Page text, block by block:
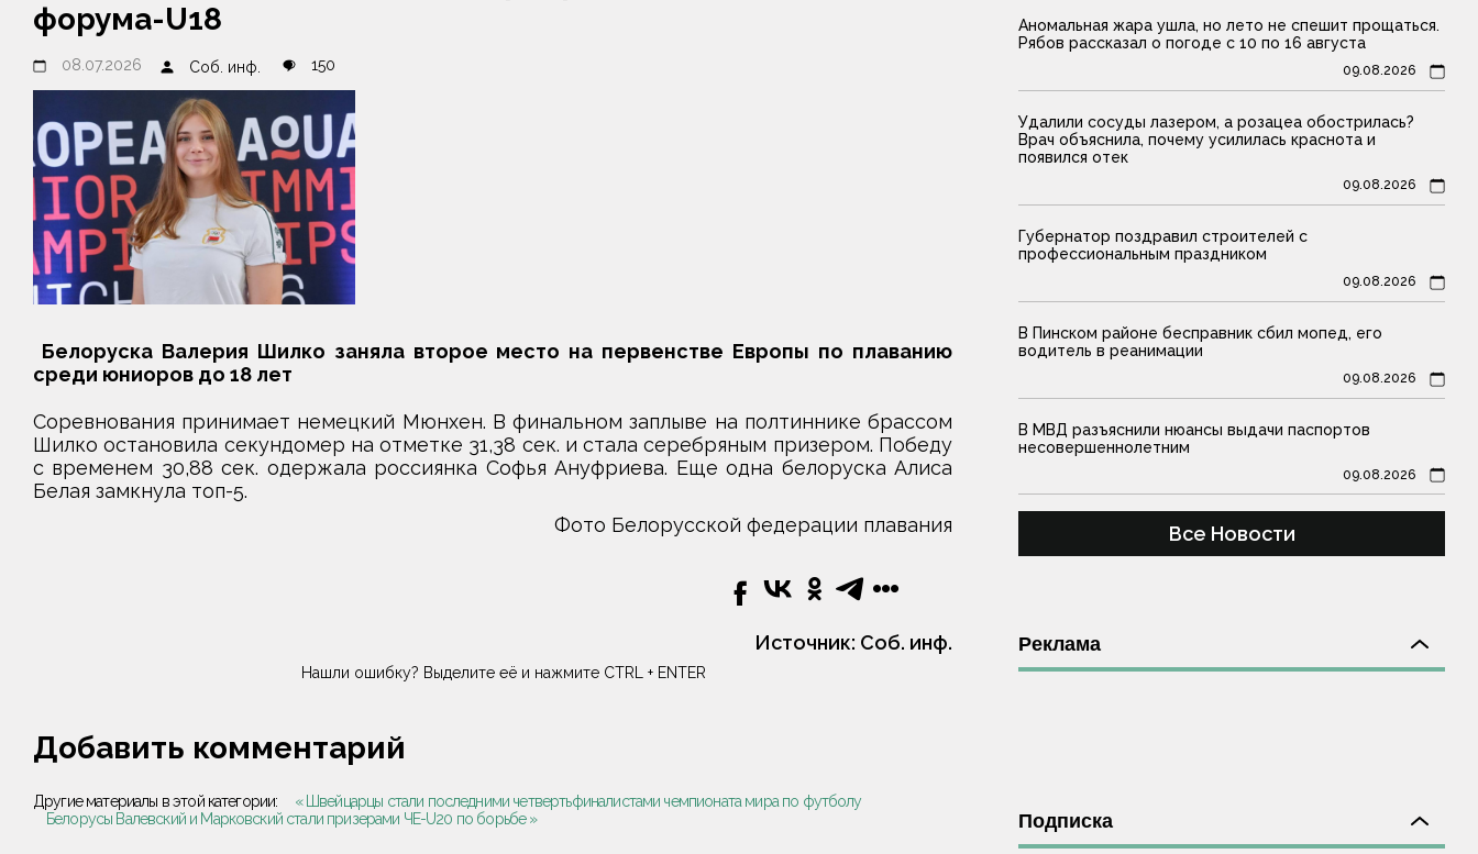
форума-U18
08.07.2026 Соб. инф. 150
Белоруска Валерия Шилко заняла второе место на первенстве Европы по плаванию
среди юниоров до 18 лет
Соревнования принимает немецкий Мюнхен. В финальном заплыве на полтиннике брассом
Шилко остановила секундомер на отметке 31,38 сек. и стала серебряным призером. Победу
с временем 30,88 сек. одержала россиянка Софья Ануфриева. Еще одна белоруска Алиса
Белая замкнула топ-5.
Фото Белорусской федерации плавания
Источник: Соб. инф.
Нашли ошибку? Выделите её и нажмите CTRL + ENTER
Добавить комментарий
Другие материалы в этой категории:
« Швейцарцы стали последними четвертьфиналистами чемпионата мира по футболу
Белорусы Валевский и Марковский стали призерами ЧЕ-U20 по борьбе »
Аномальная жара ушла, но лето не спешит прощаться.
Рябов рассказал о погоде с 10 по 16 августа
09.08.2026
Удалили сосуды лазером, а розацеа обострилась?
Врач объяснила, почему усилилась краснота и
появился отек
09.08.2026
Губернатор поздравил строителей с
профессиональным праздником
09.08.2026
В Пинском районе бесправник сбил мопед, его
водитель в реанимации
09.08.2026
В МВД разъяснили нюансы выдачи паспортов
несовершеннолетним
09.08.2026
Все Новости
Реклама
Подписка